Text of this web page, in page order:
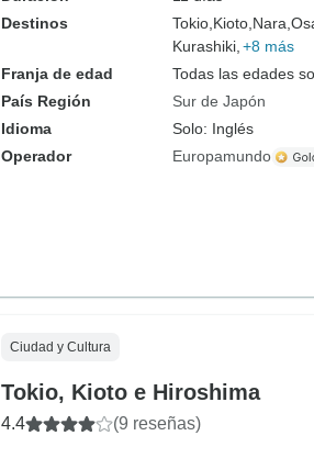
Destinos
Tokio, Kioto, Nara,
Kurashiki, +8 más
Franja de edad
Todas las edades
País Región
Sur de Japón
Idioma
Solo: Inglés
Operador
Europamundo
Ciudad y Cultura
Tokio, Kioto e Hiroshima
4.4 (9 reseñas)